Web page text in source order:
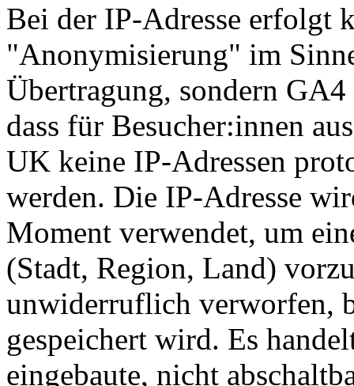
Bei der IP-Adresse erfolgt
"Anonymisierung" im
Übertragung, sondern
dass für Besucher:innen
UK keine IP-Adressen
werden. Die IP-Adresse
Moment verwendet, um
(Stadt, Region, Land)
unwiderruflich verworfen,
gespeichert wird. Es
eingebaute, nicht